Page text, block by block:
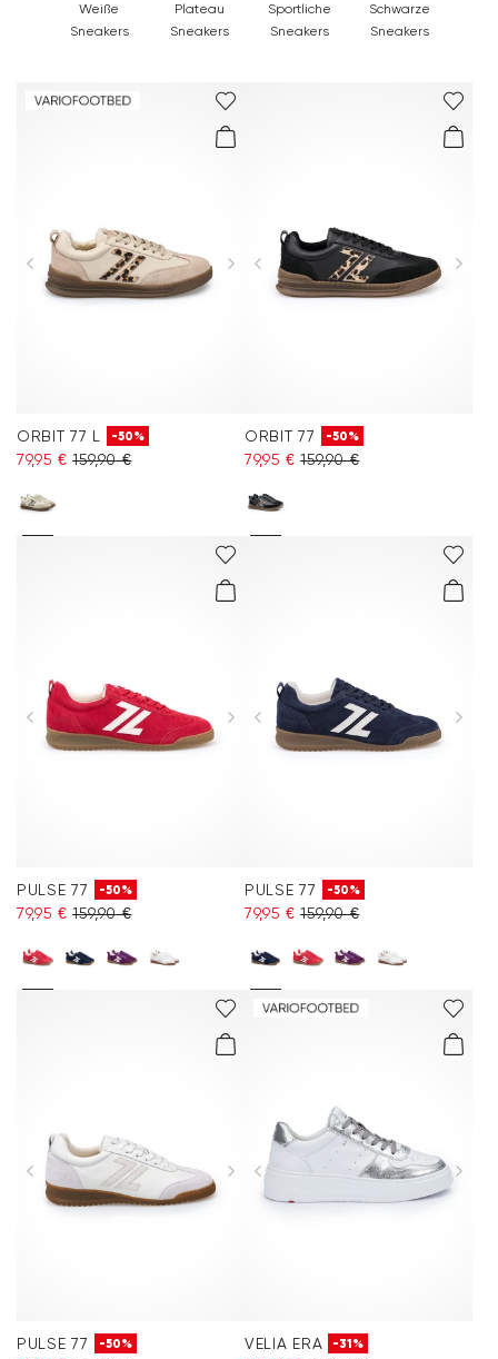
Weiße
Sneakers
Plateau
Sneakers
Sportliche
Sneakers
Schwarze
Sneakers
ORBIT 77 L -50%
79,95 € 159,90 €
ORBIT 77 -50%
79,95 € 159,90 €
PULSE 77 -50%
79,95 € 159,90 €
PULSE 77 -50%
79,95 € 159,90 €
PULSE 77 -50% VELIA ERA -31%